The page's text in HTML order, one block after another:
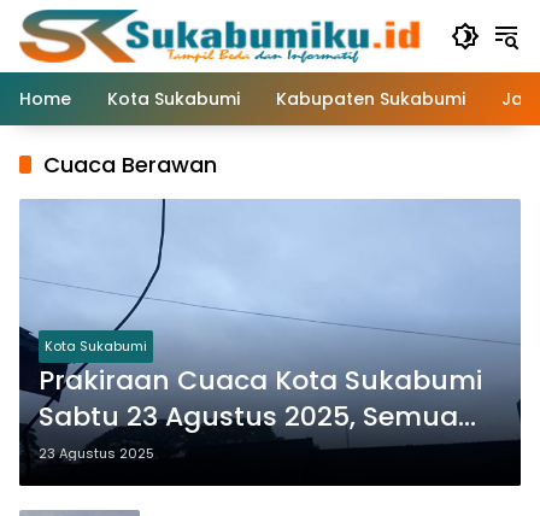
Langsung
konten
Home
Kota Sukabumi Kabupaten Sukabumi
Cuaca Berawan
Kota Sukabumi
Prakiraan Cuaca Kota Sukabumi
Sabtu 23 Agustus 2025, Semua
Kecamatan Berawan
23 Agustus 2025